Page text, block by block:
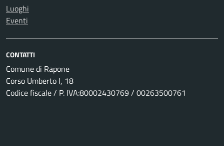
Luoghi
Eventi
CONTATTI
Comune di Rapone
Corso Umberto I, 18
Codice fiscale / P. IVA:80002430769 / 00263500761